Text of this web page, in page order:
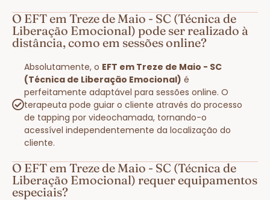
O EFT em Treze de Maio - SC (Técnica de
Liberação Emocional) pode ser realizado à
distância, como em sessões online?
Absolutamente, o EFT em Treze de Maio - SC
(Técnica de Liberação Emocional) é
perfeitamente adaptável para sessões online. O
terapeuta pode guiar o cliente através do processo
de tapping por videochamada, tornando-o
acessível independentemente da localização do
cliente.
O EFT em Treze de Maio - SC (Técnica de
Liberação Emocional) requer equipamentos
especiais?